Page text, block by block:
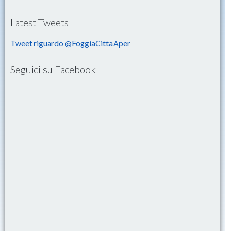
Latest Tweets
Tweet riguardo @FoggiaCittaAper
Seguici su Facebook